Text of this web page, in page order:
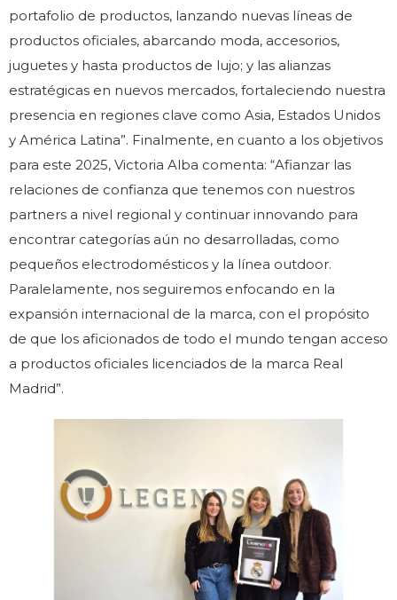
portafolio de productos, lanzando nuevas líneas de
productos oficiales, abarcando moda, accesorios,
juguetes y hasta productos de lujo; y las alianzas
estratégicas en nuevos mercados, fortaleciendo nuestra
presencia en regiones clave como Asia, Estados Unidos
y América Latina”. Finalmente, en cuanto a los objetivos
para este 2025, Victoria Alba comenta: “Afianzar las
relaciones de confianza que tenemos con nuestros
partners a nivel regional y continuar innovando para
encontrar categorías aún no desarrolladas, como
pequeños electrodomésticos y la línea outdoor.
Paralelamente, nos seguiremos enfocando en la
expansión internacional de la marca, con el propósito
de que los aficionados de todo el mundo tengan acceso
a productos oficiales licenciados de la marca Real
Madrid”.